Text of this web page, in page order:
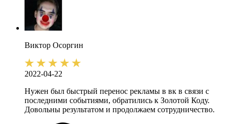
Виктор Осоргин
2022-04-22
Нужен был быстрый перенос рекламы в вк в связи с
последними событиями, обратились к Золотой Коду.
Довольны результатом и продолжаем сотрудничество.